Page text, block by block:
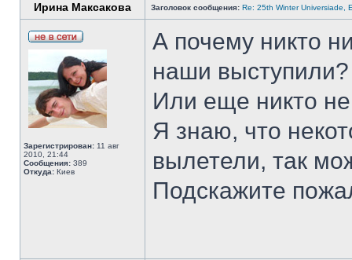
Ирина Максакова Заголовок сообщения: Re: 25th Winter Universiade,
Зарегистрирован: 11 авг
2010, 21:44
Сообщения: 389
Откуда: Киев
А почему никто
наши выступили?
Или еще никто
Я знаю, что
вылетели, так
Подскажите